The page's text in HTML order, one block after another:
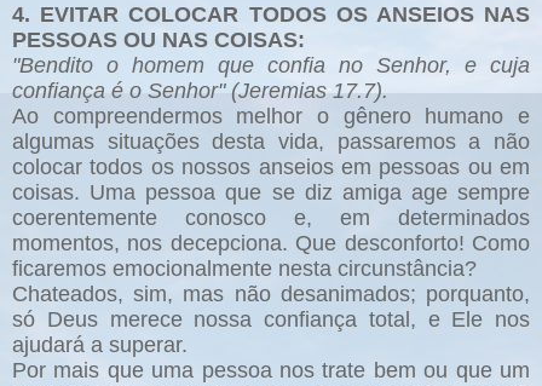
4. EVITAR COLOCAR TODOS OS ANSEIOS NAS
PESSOAS OU NAS COISAS:
"Bendito o homem que confia no Senhor, e cuja
confiança é o Senhor" (Jeremias 17.7).
Ao compreendermos melhor o gênero humano e
algumas situações desta vida, passaremos a não
colocar todos os nossos anseios em pessoas ou em
coisas. Uma pessoa que se diz amiga age sempre
coerentemente conosco e, em determinados
momentos, nos decepciona. Que desconforto! Como
ficaremos emocionalmente nesta circunstância?
Chateados, sim, mas não desanimados; porquanto,
só Deus merece nossa confiança total, e Ele nos
ajudará a superar.
Por mais que uma pessoa nos trate bem ou que um